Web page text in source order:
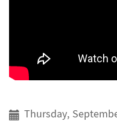
Thursday,